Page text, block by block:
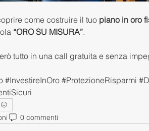
come costruire il tuo piano in oro
“ORO SU MISURA”.
tutto in una call gratuita e senza
#InvestireInOro #ProtezioneRisparmi
0 commenti